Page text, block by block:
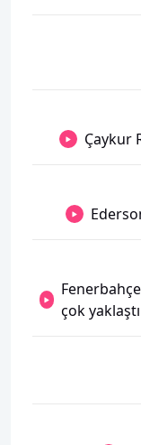
Çaykur
çok yaklaştı